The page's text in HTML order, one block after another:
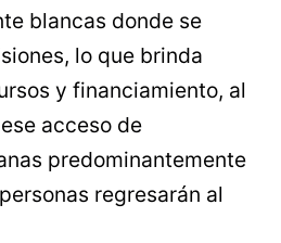
blancas donde se
lo que brinda
y financiamiento, al
acceso de
predominantemente
regresarán al